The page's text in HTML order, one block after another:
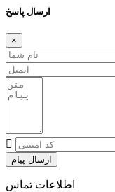
ارسال پاسخ
×
ارسال پیام
اطلاعات تماس